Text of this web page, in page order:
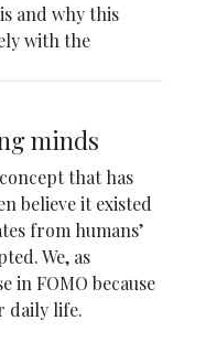
and why this
with the
minds
that has
believe it existed
from humans’
We, as
in FOMO because
daily life.